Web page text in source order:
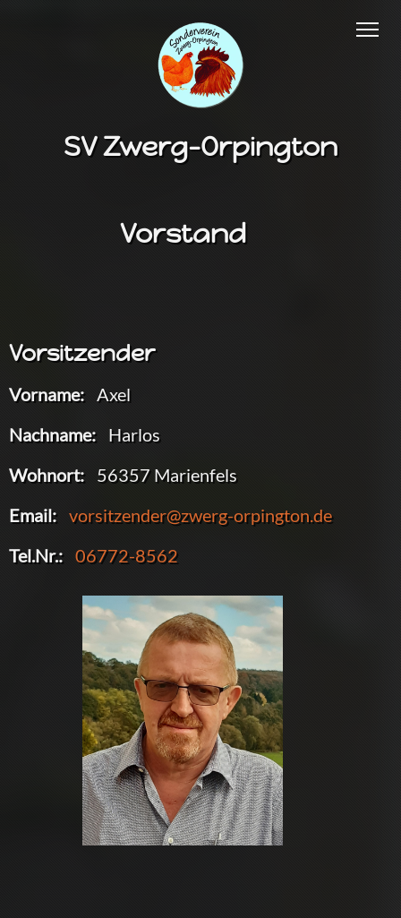
SV Zwerg-Orpington
Vorstand
Vorsitzender
Vorname: Axel
Nachname: Harlos
Wohnort: 56357 Marienfels
Email: vorsitzender@zwerg-orpington.de
Tel.Nr.: 06772-8562